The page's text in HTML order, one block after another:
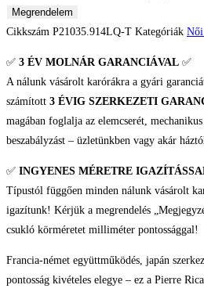
Megrendelem
Cikkszám P21035.914LQ-T Kategóriák
✅ 3 ÉV MOLNÁR GARANCIÁVAL ✅
A nálunk vásárolt karórákra a gyári
számított 3 ÉVIG SZERKEZETI
magában foglalja az elemcserét,
beszabályzást – üzletünkben vagy akár
✅ INGYENES MÉRETRE
Típustól függően minden nálunk vásárolt
igazítunk! Kérjük a megrendelés
csukló körméretet milliméter pontossággal!
Francia-német együttműködés, japán
pontosság kivételes elegye – ez a Pierre